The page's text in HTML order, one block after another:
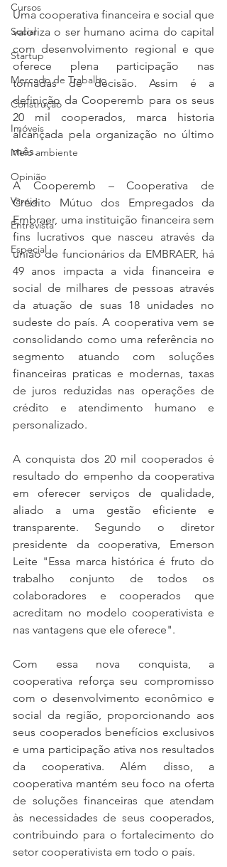
Cursos
Social
Startup
Mercado de Trabalho
Construção
Imóveis
Meio ambiente
Opinião
Varejo
Entrevista
Especial
Uma cooperativa financeira e social que
valoriza o ser humano acima do capital
com desenvolvimento regional e que
oferece plena participação nas
tomadas de decisão. Assim é a
definição da Cooperemb para os seus
20 mil cooperados, marca historia
alcançada pela organização no último
mês.
A Cooperemb – Cooperativa de
Crédito Mútuo dos Empregados da
Embraer, uma instituição financeira sem
fins lucrativos que nasceu através da
união de funcionários da EMBRAER, há
49 anos impacta a vida financeira e
social de milhares de pessoas através
da atuação de suas 18 unidades no
sudeste do país. A cooperativa vem se
consolidando como uma referência no
segmento atuando com soluções
financeiras praticas e modernas, taxas
de juros reduzidas nas operações de
crédito e atendimento humano e
personalizado.
A conquista dos 20 mil cooperados é
resultado do empenho da cooperativa
em oferecer serviços de qualidade,
aliado a uma gestão eficiente e
transparente. Segundo o diretor
presidente da cooperativa, Emerson
Leite "Essa marca histórica é fruto do
trabalho conjunto de todos os
colaboradores e cooperados que
acreditam no modelo cooperativista e
nas vantagens que ele oferece".
Com essa nova conquista, a
cooperativa reforça seu compromisso
com o desenvolvimento econômico e
social da região, proporcionando aos
seus cooperados benefícios exclusivos
e uma participação ativa nos resultados
da cooperativa. Além disso, a
cooperativa mantém seu foco na oferta
de soluções financeiras que atendam
às necessidades de seus cooperados,
contribuindo para o fortalecimento do
setor cooperativista em todo o país.